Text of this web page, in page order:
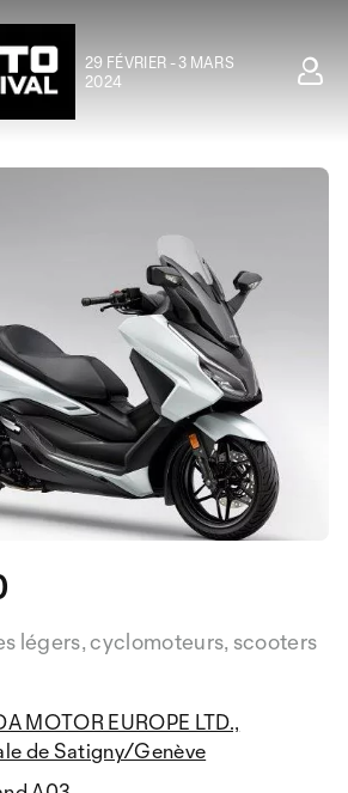
29 FÉVRIER - 3 MARS
2024
légers, cyclomoteurs, scooters
MOTOR EUROPE LTD.,
de Satigny/Genève